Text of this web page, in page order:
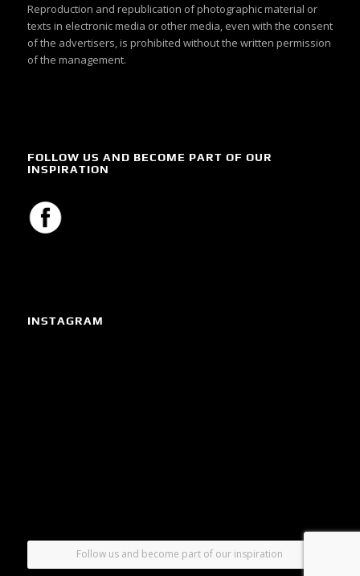
Reproduction and republication of photographic material or
texts in electronic media or other media, even with the consent
of the advertisers, is prohibited without the written permission
of the management.
FOLLOW US AND BECOME PART OF OUR
INSPIRATION
INSTAGRAM
Follow us and become part of our inspiration